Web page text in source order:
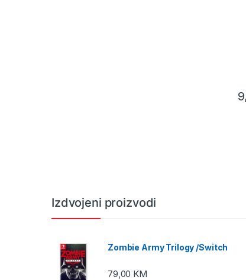
Izdvojeni proizvodi
Zombie Army Trilogy /Switch
79,00 KM